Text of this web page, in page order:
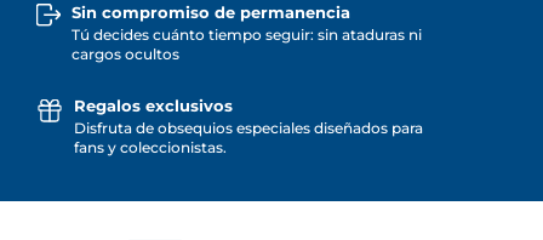
Sin compromiso de permanencia
Tú decides cuánto tiempo seguir: sin ataduras ni
cargos ocultos
Regalos exclusivos
Disfruta de obsequios especiales diseñados para
fans y coleccionistas.